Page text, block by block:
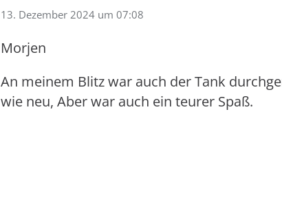
13. Dezember 2024 um 07:08
Morjen
An meinem Blitz war auch der Tank
wie neu, Aber war auch ein teurer Spaß.